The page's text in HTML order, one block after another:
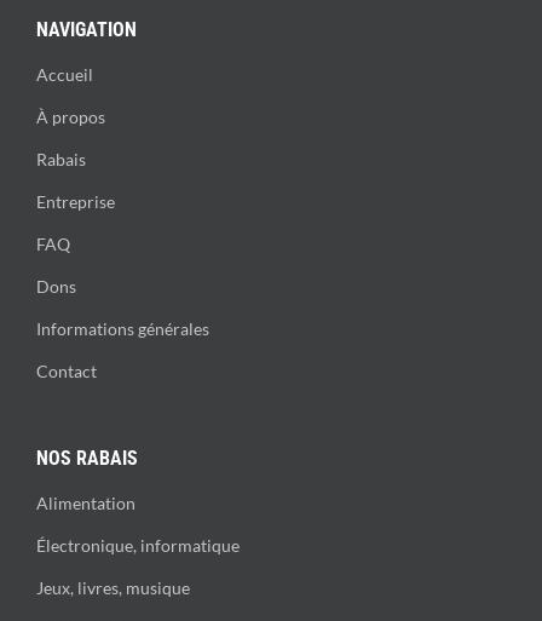
NAVIGATION
Accueil
À propos
Rabais
Entreprise
FAQ
Dons
Informations générales
Contact
NOS RABAIS
Alimentation
Électronique, informatique
Jeux, livres, musique